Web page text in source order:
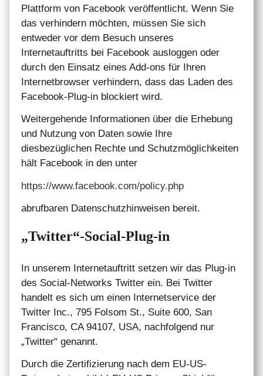
Plattform von Facebook veröffentlicht. Wenn Sie
das verhindern möchten, müssen Sie sich
entweder vor dem Besuch unseres
Internetauftritts bei Facebook ausloggen oder
durch den Einsatz eines Add-ons für Ihren
Internetbrowser verhindern, dass das Laden des
Facebook-Plug-in blockiert wird.
Weitergehende Informationen über die Erhebung
und Nutzung von Daten sowie Ihre
diesbezüglichen Rechte und Schutzmöglichkeiten
hält Facebook in den unter
https://www.facebook.com/policy.php
abrufbaren Datenschutzhinweisen bereit.
„Twitter“-Social-Plug-in
In unserem Internetauftritt setzen wir das Plug-in
des Social-Networks Twitter ein. Bei Twitter
handelt es sich um einen Internetservice der
Twitter Inc., 795 Folsom St., Suite 600, San
Francisco, CA 94107, USA, nachfolgend nur
„Twitter“ genannt.
Durch die Zertifizierung nach dem EU-US-